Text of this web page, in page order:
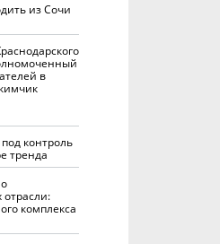
из Сочи
в
контроль
тренда
отрасли:
комплекса